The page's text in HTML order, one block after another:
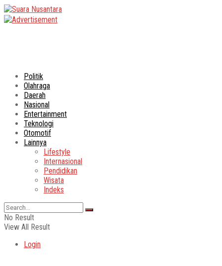
Politik
Olahraga
Daerah
Nasional
Entertainment
Teknologi
Otomotif
Lainnya
Lifestyle
Internasional
Pendidikan
Wisata
Indeks
No Result
View All Result
Login